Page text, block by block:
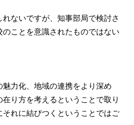
ないですが、知事部局で検討さ
ことを意識されたものではない
力化、地域の連携をより深め
り方を考えるということで取り
れに結びつくということではご